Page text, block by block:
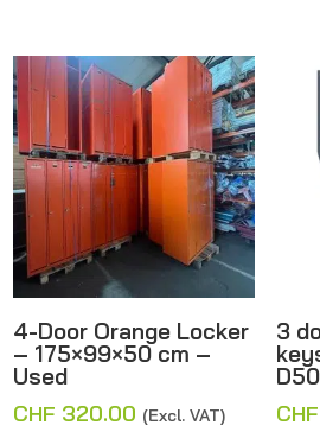
4-Door Orange Locker
– 175×99×50 cm –
Used
CHF 320.00 (Excl. VAT)
3
CHF